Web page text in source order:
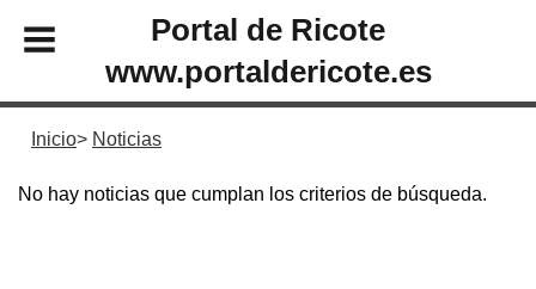
Portal de Ricote
www.portaldericote.es
Inicio Noticias
No hay noticias que cumplan los criterios de búsqueda.